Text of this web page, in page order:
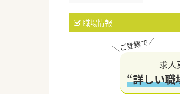
職場情報
求人
“詳しい職